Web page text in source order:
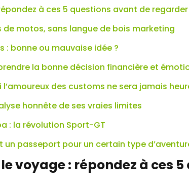
à ces 5 questions avant de
motos, sans langue de bois marketing
: bonne ou mauvaise idée ?
la bonne décision financière et
des customs ne sera jamais
honnête de ses vraies limites
: la révolution Sport-GT
un passeport pour un certain type
voyage : répondez à ces